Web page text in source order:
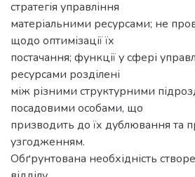
стратегія управління
матеріальними ресурсами; не
щодо оптимізації їх
постачання; функції у сфері
ресурсами розділені
між різними структурними
посадовими особами, що
призводить до їх дублювання та
узгодженням.
Обґрунтована необхідність